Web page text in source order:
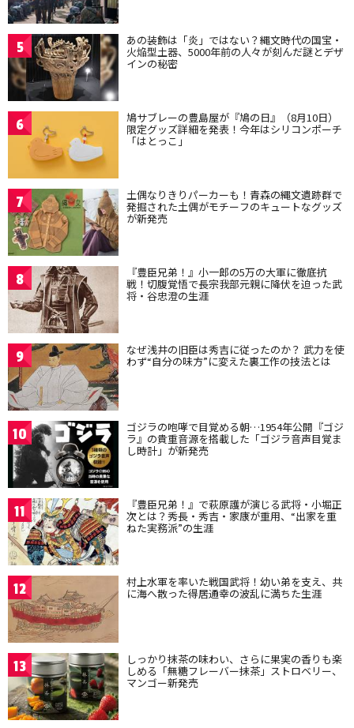
5 あの装飾は「炎」ではない？縄文時代の国宝・
火焔型土器、5000年前の人々が刻んだ謎とデザ
インの秘密
6 鳩サブレーの豊島屋が『鳩の日』（8月10日）
限定グッズ詳細を発表！今年はシリコンポーチ
「はとっこ」
7 土偶なりきりパーカーも！青森の縄文遺跡群で
発掘された土偶がモチーフのキュートなグッズ
が新発売
8 『豊臣兄弟！』小一郎の5万の大軍に徹底抗
戦！切腹覚悟で長宗我部元親に降伏を迫った武
将・谷忠澄の生涯
9 なぜ浅井の旧臣は秀吉に従ったのか？ 武力を使
わず“自分の味方”に変えた裏工作の技法とは
10 ゴジラの咆哮で目覚める朝…1954年公開『ゴジ
ラ』の貴重音源を搭載した「ゴジラ音声目覚ま
し時計」が新発売
11 『豊臣兄弟！』で萩原護が演じる武将・小堀正
次とは？秀長・秀吉・家康が重用、“出家を重
ねた実務派”の生涯
12 村上水軍を率いた戦国武将！幼い弟を支え、共
に海へ散った得居通幸の波乱に満ちた生涯
13 しっかり抹茶の味わい、さらに果実の香りも楽
しめる「無糖フレーバー抹茶」ストロベリー、
マンゴー新発売